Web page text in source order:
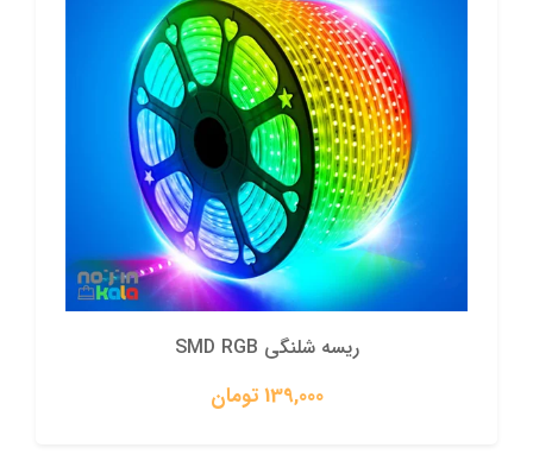
ریسه شلنگی SMD RGB
139,000 تومان